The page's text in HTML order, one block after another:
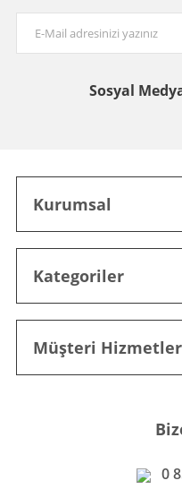
Sosyal
Kurumsal
Kategoriler
Müşteri
0